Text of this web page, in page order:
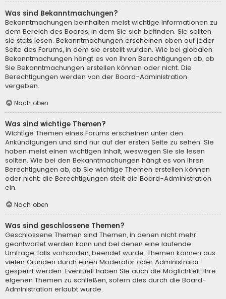
Was sind Bekanntmachungen?
Bekanntmachungen beinhalten meist wichtige Informationen zu
dem Bereich des Boards, in dem Sie sich befinden. Sie sollten
sie stets lesen. Bekanntmachungen erscheinen oben auf jeder
Seite des Forums, in dem sie erstellt wurden. Wie bei globalen
Bekanntmachungen hängt es von Ihren Berechtigungen ab, ob
Sie Bekanntmachungen erstellen können oder nicht. Die
Berechtigungen werden von der Board-Administration
vergeben.
Nach oben
Was sind wichtige Themen?
Wichtige Themen eines Forums erscheinen unter den
Ankündigungen und sind nur auf der ersten Seite zu sehen. Sie
haben meist einen wichtigen Inhalt, weswegen Sie sie lesen
sollten. Wie bei den Bekanntmachungen hängt es von Ihren
Berechtigungen ab, ob Sie wichtige Themen erstellen können
oder nicht; die Berechtigungen stellt die Board-Administration
ein.
Nach oben
Was sind geschlossene Themen?
Geschlossene Themen sind Themen, in denen nicht mehr
geantwortet werden kann und bei denen eine laufende
Umfrage, falls vorhanden, beendet wurde. Themen können aus
vielen Gründen durch einen Moderator oder Administrator
gesperrt werden. Eventuell haben Sie auch die Möglichkeit, Ihre
eigenen Themen zu schließen, sofern dies durch die Board-
Administration erlaubt wurde.